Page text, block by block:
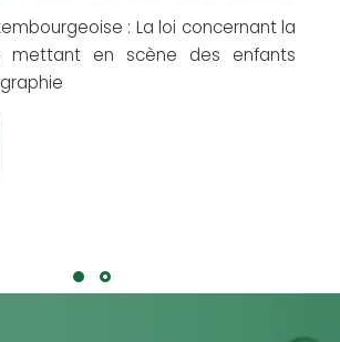
: La loi concernant la
mettant en scène des enfants